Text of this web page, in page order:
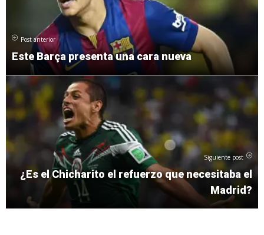
Post anterior
Este Barça presenta una cara nueva
Siguiente post
¿Es el Chicharito el refuerzo que necesitaba el
Madrid?